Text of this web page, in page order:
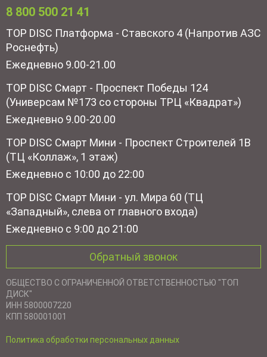
8 800 500 21 41
TOP DISC Платформа - Ставского 4 (Напротив АЗС
Роснефть)
Ежедневно 9.00-21.00
TOP DISC Смарт - Проспект Победы 124
(Универсам №173 со стороны ТРЦ «Квадрат»)
Ежедневно 9.00-20.00
TOP DISC Смарт Мини - Проспект Строителей 1В
(ТЦ «Коллаж», 1 этаж)
Ежедневно с 10:00 до 22:00
TOP DISC Смарт Мини - ул. Мира 60 (ТЦ
«Западный», слева от главного входа)
Ежедневно с 9:00 до 21:00
Обратный звонок
ОБЩЕСТВО С ОГРАНИЧЕННОЙ ОТВЕТСТВЕННОСТЬЮ "ТОП
ДИСК"
ИНН 5800007220
КПП 580001001
Политика обработки персональных данных